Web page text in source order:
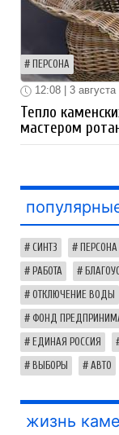
ПЕРСОНА
12:08 | 3 августа
Тепло
мастером
СИНТЗ ПЕРСОНА
РАБОТА
ОТКЛЮЧЕНИЕ ВОДЫ
ФОНД
ЕДИНАЯ РОССИЯ
ВЫБОРЫ АВТО
жизнь